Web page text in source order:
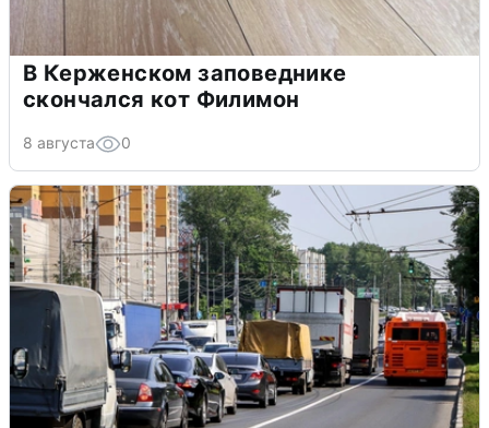
В Керженском заповеднике
скончался кот Филимон
8 августа 0